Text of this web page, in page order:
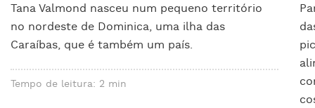
Tana Valmond nasceu num pequeno território
no nordeste de Dominica, uma ilha das
Caraíbas, que é também um país.
Tempo de leitura: 2 min